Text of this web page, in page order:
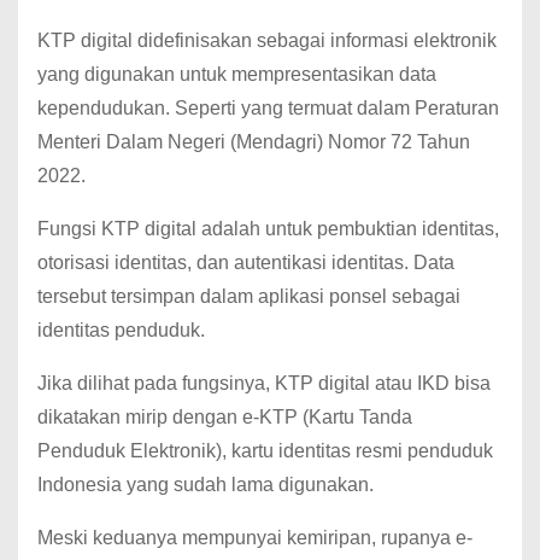
KTP digital didefinisakan sebagai informasi elektronik
yang digunakan untuk mempresentasikan data
kependudukan. Seperti yang termuat dalam Peraturan
Menteri Dalam Negeri (Mendagri) Nomor 72 Tahun
2022.
Fungsi KTP digital adalah untuk pembuktian identitas,
otorisasi identitas, dan autentikasi identitas. Data
tersebut tersimpan dalam aplikasi ponsel sebagai
identitas penduduk.
Jika dilihat pada fungsinya, KTP digital atau IKD bisa
dikatakan mirip dengan e-KTP (Kartu Tanda
Penduduk Elektronik), kartu identitas resmi penduduk
Indonesia yang sudah lama digunakan.
Meski keduanya mempunyai kemiripan, rupanya e-